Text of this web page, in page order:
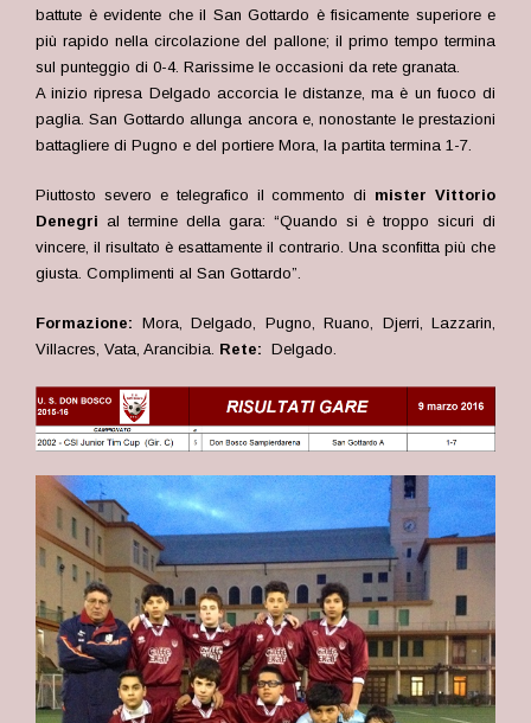
battute è evidente che il San Gottardo è fisicamente superiore e
più rapido nella circolazione del pallone; il primo tempo termina
sul punteggio di 0-4. Rarissime le occasioni da rete granata.
A inizio ripresa Delgado accorcia le distanze, ma è un fuoco di
paglia. San Gottardo allunga ancora e, nonostante le prestazioni
battagliere di Pugno e del portiere Mora, la partita termina 1-7.
Piuttosto severo e telegrafico il commento di mister Vittorio
Denegri al termine della gara: “Quando si è troppo sicuri di
vincere, il risultato è esattamente il contrario. Una sconfitta più che
giusta. Complimenti al San Gottardo”.
Formazione: Mora, Delgado, Pugno, Ruano, Djerri, Lazzarin,
Villacres, Vata, Arancibia. Rete: Delgado.